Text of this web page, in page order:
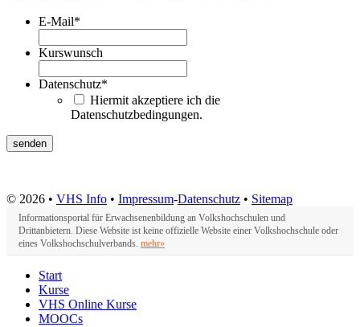
E-Mail*
Kurswunsch
Datenschutz*
Hiermit akzeptiere ich die
Datenschutzbedingungen.
© 2026 • VHS Info • Impressum-Datenschutz • Sitemap
Informationsportal für Erwachsenenbildung an Volkshochschulen und
Drittanbietern. Diese Website ist keine offizielle Website einer Volkshochschule oder
eines Volkshochschulverbands. mehr»
Start
Kurse
VHS Online Kurse
MOOCs